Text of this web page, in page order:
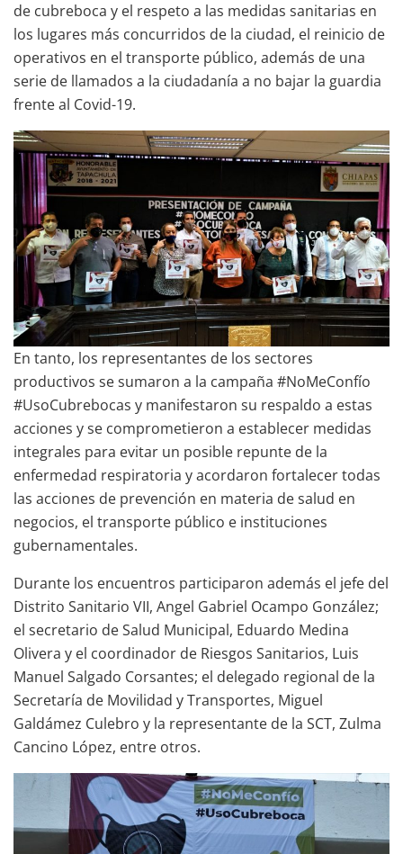
de cubreboca y el respeto a las medidas sanitarias en
los lugares más concurridos de la ciudad, el reinicio de
operativos en el transporte público, además de una
serie de llamados a la ciudadanía a no bajar la guardia
frente al Covid-19.
En tanto, los representantes de los sectores
productivos se sumaron a la campaña #NoMeConfío
#UsoCubrebocas y manifestaron su respaldo a estas
acciones y se comprometieron a establecer medidas
integrales para evitar un posible repunte de la
enfermedad respiratoria y acordaron fortalecer todas
las acciones de prevención en materia de salud en
negocios, el transporte público e instituciones
gubernamentales.
Durante los encuentros participaron además el jefe del
Distrito Sanitario VII, Angel Gabriel Ocampo González;
el secretario de Salud Municipal, Eduardo Medina
Olivera y el coordinador de Riesgos Sanitarios, Luis
Manuel Salgado Corsantes; el delegado regional de la
Secretaría de Movilidad y Transportes, Miguel
Galdámez Culebro y la representante de la SCT, Zulma
Cancino López, entre otros.